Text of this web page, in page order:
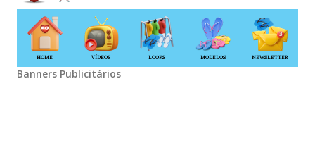
HOME VÍDEOS LOOKS MODELOS NEWSLETTER
Banners Publicitários